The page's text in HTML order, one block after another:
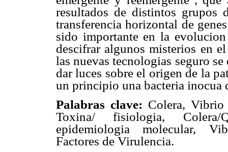
resultados de distintos grupos
transferencia horizontal de
sido importante en la
descifrar algunos misterios en
las nuevas tecnologias seguro
dar luces sobre el origen de la
un principio una bacteria inocua
Palabras clave: Colera, Vibrio
Toxina/ fisiologia, Colera/
epidemiologia molecular,
Factores de Virulencia.